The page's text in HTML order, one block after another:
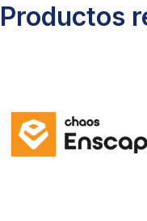
Productos